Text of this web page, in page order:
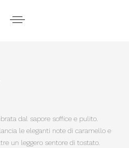
dal sapore soffice e pulito.
le eleganti note di caramello e
un leggero sentore di tostato.